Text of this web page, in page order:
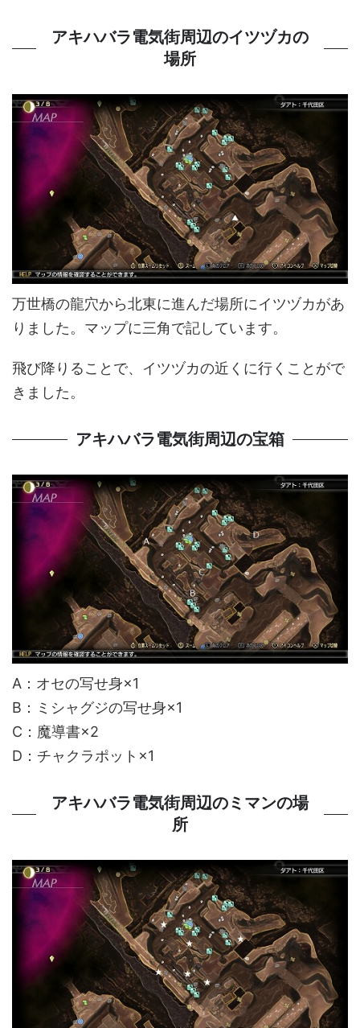
アキハバラ電気街周辺のイツヅカの
場所
万世橋の龍穴から北東に進んだ場所にイツヅカがあ
りました。マップに三角で記しています。
飛び降りることで、イツヅカの近くに行くことがで
きました。
アキハバラ電気街周辺の宝箱
A：オセの写せ身×1
B：ミシャグジの写せ身×1
C：魔導書×2
D：チャクラポット×1
アキハバラ電気街周辺のミマンの場
所